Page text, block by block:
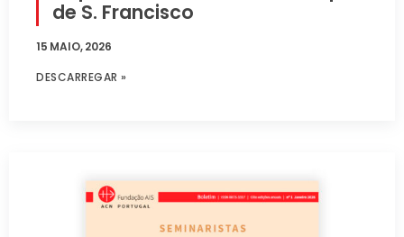
de S. Francisco
15 MAIO, 2026
DESCARREGAR »